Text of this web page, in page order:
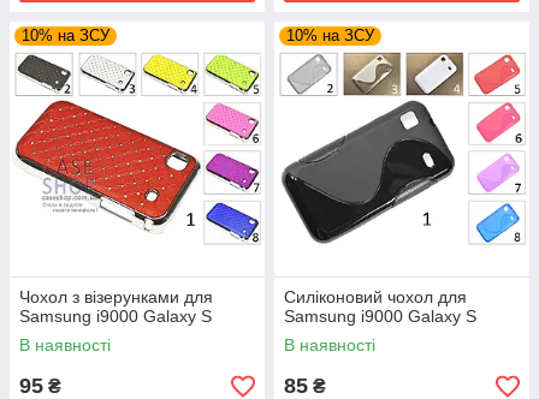
10% на ЗСУ
Чохол з візерунками для
Samsung i9000 Galaxy S
В наявності
95 ₴
10% на ЗСУ
Силіконовий чохол для
Samsung i9000 Galaxy S
В наявності
85 ₴